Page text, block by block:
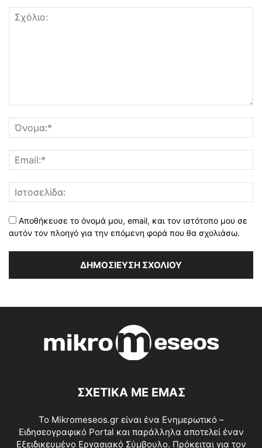
Αποθήκευσε το όνομά μου, email, και τον ιστότοπο μου σε
αυτόν τον πλοηγό για την επόμενη φορά που θα σχολιάσω.
ΣΧΕΤΙΚΑ ΜΕ ΕΜΑΣ
Το Mikromeseos.gr είναι ένα Ενημερωτικό –
Ειδησεογραφικό Portal και παράλληλα αποτελεί έναν
Εξειδικευμένο Εργασιακό Σύμβουλο. Πρόκειται για τον